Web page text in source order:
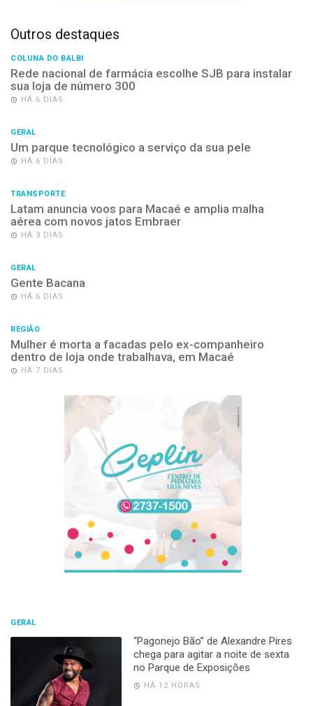
Outros destaques
COLUNA DO BALBI
Rede nacional de farmácia escolhe SJB para instalar
sua loja de número 300
HÁ 6 DIAS
GERAL
Um parque tecnológico a serviço da sua pele
HÁ 6 DIAS
TRANSPORTE
Latam anuncia voos para Macaé e amplia malha
aérea com novos jatos Embraer
HÁ 3 DIAS
GERAL
Gente Bacana
HÁ 6 DIAS
REGIÃO
Mulher é morta a facadas pelo ex-companheiro
dentro de loja onde trabalhava, em Macaé
HÁ 7 DIAS
GERAL
“Pagonejo Bão” de Alexandre Pires
chega para agitar a noite de sexta
no Parque de Exposições
HÁ 12 HORAS